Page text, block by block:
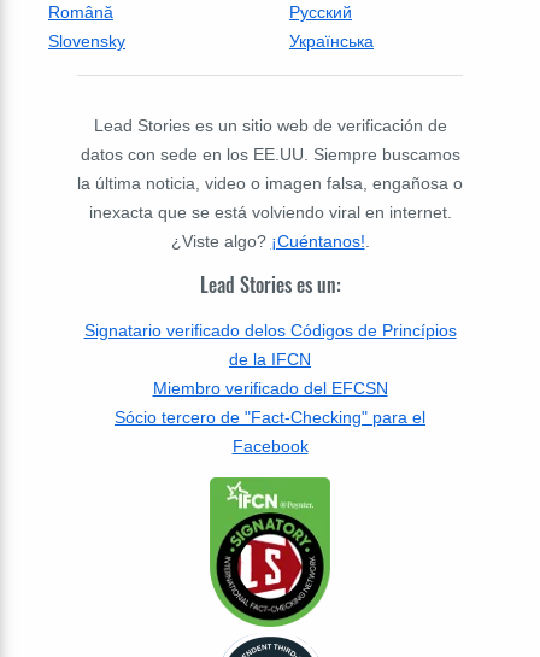
Română
Русский
Slovensky
Українська
Lead Stories es un sitio web de verificación de
datos con sede en los EE.UU. Siempre buscamos
la última noticia, video o imagen falsa, engañosa o
inexacta que se está volviendo viral en internet.
¿Viste algo? ¡Cuéntanos!
Lead Stories es un:
Signatario verificado delos Códigos de Princípios
de la IFCN
Miembro verificado del EFCSN
Sócio tercero de "Fact-Checking" para el
Facebook